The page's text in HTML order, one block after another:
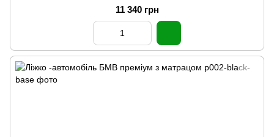
11 340 грн